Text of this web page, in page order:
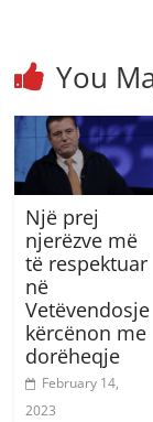
You
Një prej
njerëzve më
të respektuar
në
Vetëvendosje
kërcënon me
dorëheqje
February 14,
2023